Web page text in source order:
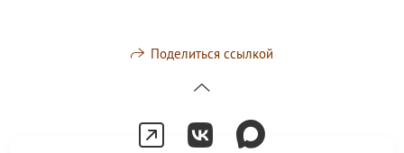
Поделиться ссылкой